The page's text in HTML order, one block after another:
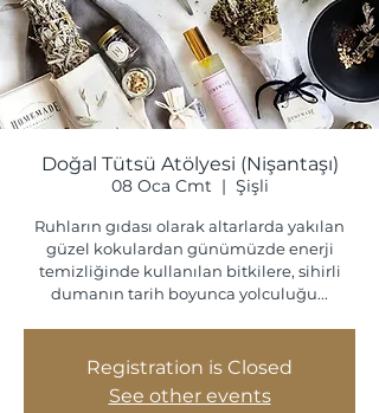
Doğal Tütsü Atölyesi (Nişantaşı)
08 Oca Cmt
  |
Şişli
Ruhların gıdası olarak altarlarda yakılan
güzel kokulardan günümüzde enerji
temizliğinde kullanılan bitkilere, sihirli
dumanın tarih boyunca yolculuğu...
Registration is Closed
See other events